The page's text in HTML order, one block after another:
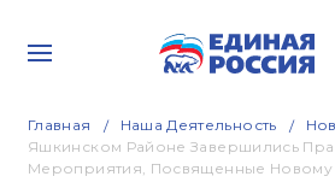
Главная Наша Деятельность
Яшкинском Районе Завершились
Мероприятия, Посвященные Новому